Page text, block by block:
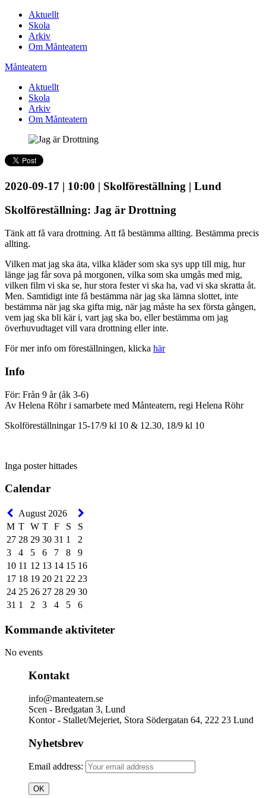
Aktuellt
Skola
Arkiv
Om Månteatern
Månteatern
Aktuellt
Skola
Arkiv
Om Månteatern
2020-09-17 | 10:00 | Skolföreställning | Lund
Skolföreställning: Jag är Drottning
Tänk att få vara drottning. Att få bestämma allting. Bestämma precis
allting.
Vilken mat jag ska äta, vilka kläder som ska sys upp till mig, hur
länge jag får sova på morgonen, vilka som ska umgås med mig,
vilken film vi ska se, hur stora fester vi ska ha, vad vi ska skratta åt.
Men. Samtidigt inte få bestämma när jag ska lämna slottet, inte
bestämma när jag ska gifta mig, när jag måste ha sex första gången,
vem jag ska bli kär i, vart jag ska bo, eller bestämma om jag
överhuvudtaget vill vara drottning eller inte.
För mer info om föreställningen, klicka här
Info
För: Från 9 år (åk 3-6)
Av Helena Röhr i samarbete med Månteatern, regi Helena Röhr
Skolföreställningar 15-17/9 kl 10 & 12.30, 18/9 kl 10
Inga poster hittades
Calendar
August 2026
M T W T F S
S
27 28 29 30 31 1
2
3
4 5 6 7 8
9
10 11 12 13 14 15 16
17 18 19 20 21 22 23
24 25 26 27 28 29 30
31 1 2 3 4 5 6
Kommande aktiviteter
No events
Kontakt
info@manteatern.se
Scen - Bredgatan 3, Lund
Kontor - Stallet/Mejeriet, Stora Södergatan 64, 222 23 Lund
Nyhetsbrev
Email address: